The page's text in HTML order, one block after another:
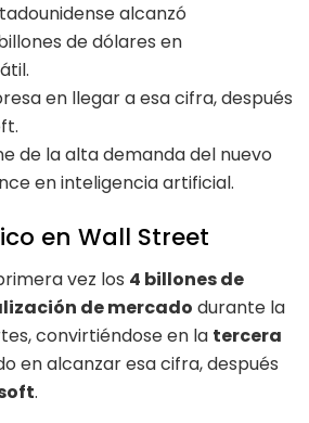
alcanzó
de dólares en
en llegar a esa cifra, después
de la alta demanda del nuevo
en inteligencia artificial.
en Wall Street
vez los 4 billones de
de mercado durante la
convirtiéndose en la tercera
en alcanzar esa cifra, después
.